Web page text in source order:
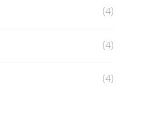
(4)
(4)
(4)